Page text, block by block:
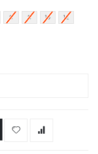
6 8 10
12